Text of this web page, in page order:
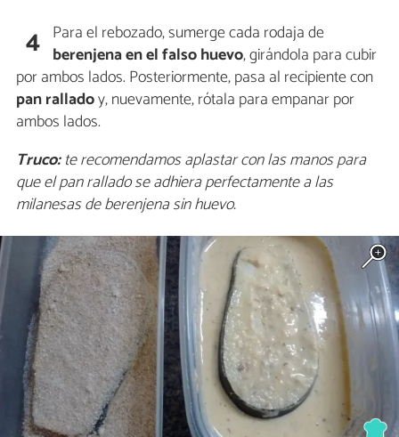
4 Para el rebozado, sumerge cada rodaja de
berenjena en el falso huevo, girándola para cubir
por ambos lados. Posteriormente, pasa al recipiente con
pan ralladoy, nuevamente, rótala para empanar por
ambos lados.
Truco:te recomendamos aplastar con las manos para
que el pan rallado se adhiera perfectamente a las
milanesas de berenjena sin huevo.